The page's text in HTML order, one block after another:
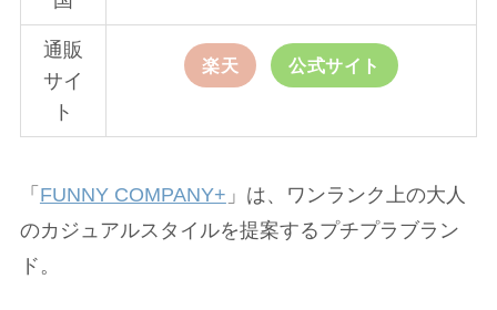
通販
サイ
ト
楽天 公式サイト
「 FUNNY COMPANY+ 」は、ワンランク上の大人
のカジュアルスタイルを提案するプチプラブラン
ド。